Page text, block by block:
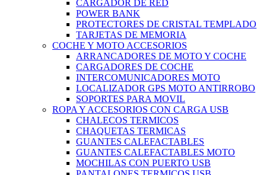
CARGADOR DE RED
POWER BANK
PROTECTORES DE CRISTAL TEMPLADO
TARJETAS DE MEMORIA
COCHE Y MOTO ACCESORIOS
ARRANCADORES DE MOTO Y COCHE
CARGADORES DE COCHE
INTERCOMUNICADORES MOTO
LOCALIZADOR GPS MOTO ANTIRROBO
SOPORTES PARA MOVIL
ROPA Y ACCESORIOS CON CARGA USB
CHALECOS TERMICOS
CHAQUETAS TERMICAS
GUANTES CALEFACTABLES
GUANTES CALEFACTABLES MOTO
MOCHILAS CON PUERTO USB